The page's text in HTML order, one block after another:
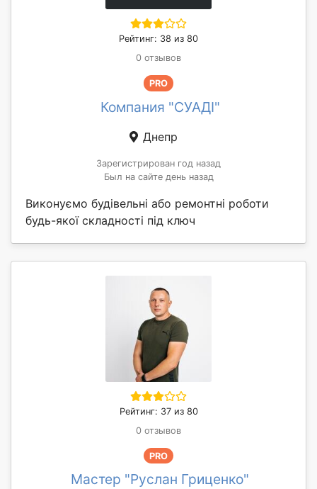
Рейтинг: 38 из 80
0 отзывов
PRO
Компания "СУАДІ"
Днепр
Зарегистрирован год назад
Был на сайте день назад
Виконуємо будівельні або ремонтні роботи
будь-якої складності під ключ
Рейтинг: 37 из 80
0 отзывов
PRO
Мастер "Руслан Гриценко"